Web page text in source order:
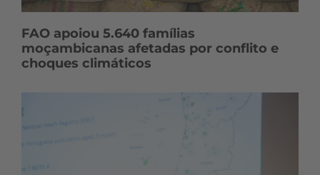
FAO apoiou 5.640 famílias
moçambicanas afetadas por conflito e
choques climáticos